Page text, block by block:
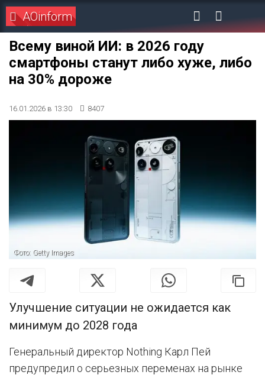
AOinform
Всему виной ИИ: в 2026 году
смартфоны станут либо хуже, либо
на 30% дороже
16.01.2026 в 13:30 8407
Фото: Getty Images
Улучшение ситуации не ожидается как
минимум до 2028 года
Генеральный директор Nothing Карл Пей
предупредил о серьезных переменах на рынке